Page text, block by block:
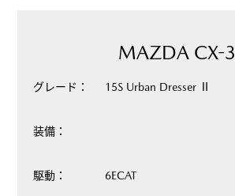
MAZDA CX-3
グレード： 15S Urban Dresser Ⅱ
装備：
駆動： 6ECAT